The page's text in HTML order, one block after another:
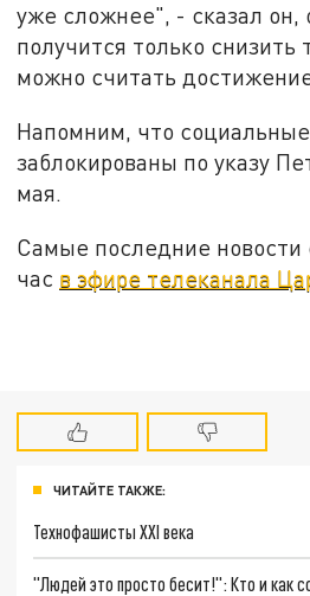
уже сложнее", - сказал он,
получится только снизить
можно считать
Напомним, что
заблокированы по указу
мая.
Самые последние
час в эфире телеканала
ЧИТАЙТЕ ТАКЖЕ:
Технофашисты XXI века
"Людей это просто бесит!": Кто и как